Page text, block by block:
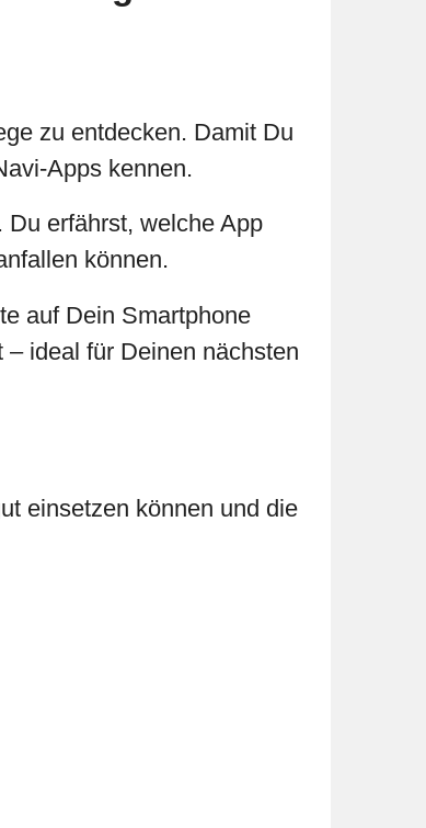
zu entdecken. Damit Du
Apps kennen.
erfährst, welche App
können.
auf Dein Smartphone
ideal für Deinen nächsten
einsetzen können und die